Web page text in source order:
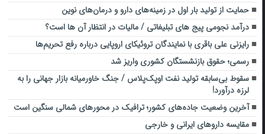
حمایت از تولید بار اول در زمینه‌های دارو و درمان‌های نوین
درآمد نجومی پیج های تبلیغاتی / مالیات در انتظار آن ها است؟
رایزنی علی باقری با نمایندگان تروئیکای اروپایی درباره رفع تحریم‌ها
رسمی؛ حقوق بازنشستگان کشوری واریز شد
سقوط بی‌سابقه تولید نفت اوپک‌پلاس / جنگ خاورمیانه بازار جهانی را به
لرزه درآورد!
آخرین وضعیت جاده‌های کشور؛‌ ترافیک در محورهای شمالی سنگین است
مقایسه داروهای ایرانی و خارجی